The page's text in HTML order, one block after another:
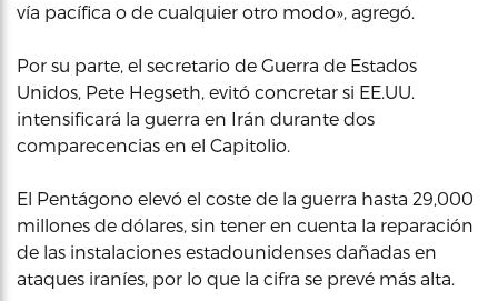
vía pacífica o de cualquier otro modo», agregó.
Por su parte, el secretario de Guerra de Estados
Unidos, Pete Hegseth, evitó concretar si EE.UU.
intensificará la guerra en Irán durante dos
comparecencias en el Capitolio.
El Pentágono elevó el coste de la guerra hasta 29,000
millones de dólares, sin tener en cuenta la reparación
de las instalaciones estadounidenses dañadas en
ataques iraníes, por lo que la cifra se prevé más alta.